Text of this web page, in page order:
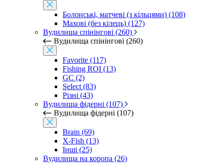
Болонські, матчеві (з кільцями) (108)
Махові (без кілець) (127)
Вудилища спінінгові (260)
Вудилища спінінгові (260)
Favorite (117)
Fishing ROI (13)
GC (2)
Select (83)
Різні (43)
Вудилища фідерні (107)
Вудилища фідерні (107)
Brain (69)
X-Fish (13)
Інші (25)
Вудилища на коропа (26)